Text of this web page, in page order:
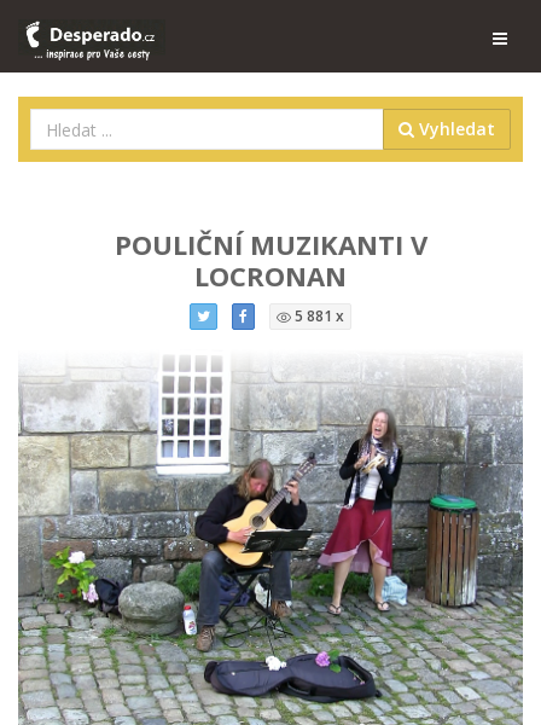
Vyhledat
POULIČNÍ MUZIKANTI V
LOCRONAN
5 881 x